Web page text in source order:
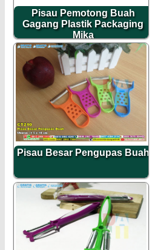
Pisau Pemotong Buah
Gagang Plastik Packaging
Mika
Pisau Besar Pengupas Buah